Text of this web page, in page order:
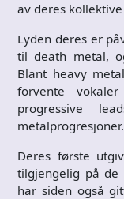
av deres
Lyden deres er
til death metal,
Blant heavy
forvente
progressive
metalprogresjoner.
Deres første
tilgjengelig på de
har siden også